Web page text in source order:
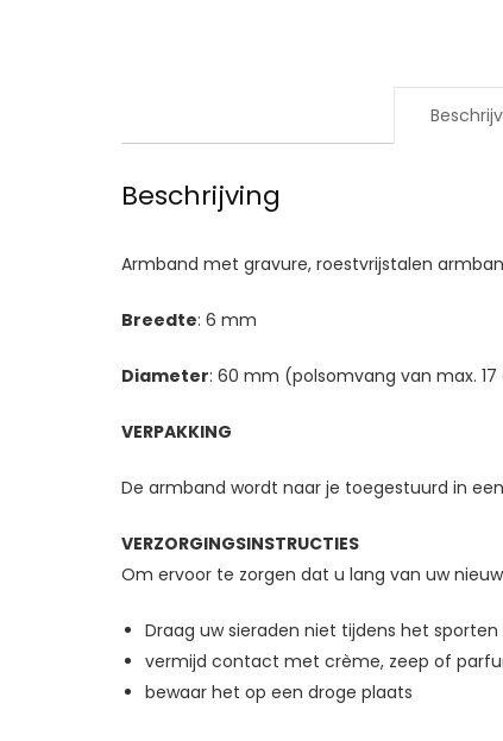
Beschrijving
Armband met gravure, roestvrijstalen
Breedte: 6 mm
Diameter: 60 mm (polsomvang van max.
VERPAKKING
De armband wordt naar je toegestuurd in
VERZORGINGSINSTRUCTIES
Om ervoor te zorgen dat u lang van uw
Draag uw sieraden niet tijdens het
vermijd contact met crème, zeep of
bewaar het op een droge plaats